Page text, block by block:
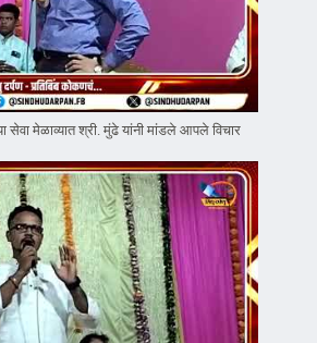
सेवा मेळाव्यात श्री. मुंढे यांनी मांडले आपले विचार